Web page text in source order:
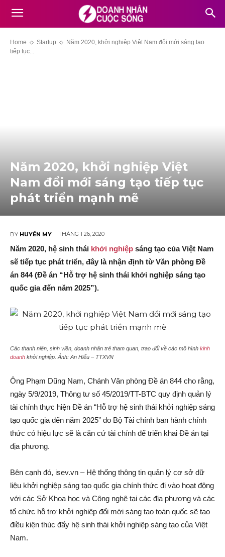
Home Startup
Năm 2020, khởi nghiệp Việt Nam đổi mới sáng tạo
tiếp tục...
Năm 2020, khởi nghiệp Việt
Nam đổi mới sáng tạo tiếp tục
phát triển mạnh mẽ
BY HUYỀN MY THÁNG 1 26, 2020
Năm 2020, hệ sinh thái khởi nghiệp sáng tạo của Việt Nam
sẽ tiếp tục phát triển, đây là nhận định từ Văn phòng Đề
án 844 (Đề án “Hỗ trợ hệ sinh thái khởi nghiệp sáng tạo
quốc gia đến năm 2025”).
Các thanh niên, sinh viên, doanh nhân trẻ tham quan, trao đổi về các mô hình kinh
doanh khởi nghiệp. Ảnh: An Hiếu – TTXVN
Ông Phạm Dũng Nam, Chánh Văn phòng Đề án 844 cho rằng,
ngày 5/9/2019, Thông tư số 45/2019/TT-BTC quy định quản lý
tài chính thực hiện Đề án “Hỗ trợ hệ sinh thái khởi nghiệp sáng
tạo quốc gia đến năm 2025” do Bộ Tài chính ban hành chính
thức có hiệu lực sẽ là căn cứ tài chính để triển khai Đề án tại
địa phương.
Bên cạnh đó, isev.vn – Hệ thống thông tin quản lý cơ sở dữ
liệu khởi nghiệp sáng tạo quốc gia chính thức đi vào hoạt động
với các Sở Khoa học và Công nghệ tại các địa phương và các
tổ chức hỗ trợ khởi nghiệp đổi mới sáng tạo toàn quốc sẽ tạo
điều kiện thúc đẩy hệ sinh thái khởi nghiệp sáng tạo của Việt
Nam.